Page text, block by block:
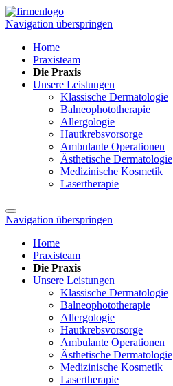
Navigation überspringen
Home
Praxisteam
Die Praxis
Unsere Leistungen
Klassische Dermatologie
Balneophototherapie
Allergologie
Hautkrebsvorsorge
Ambulante Operationen
Ästhetische Dermatologie
Medizinische Kosmetik
Lasertherapie
Navigation überspringen
Home
Praxisteam
Die Praxis
Unsere Leistungen
Klassische Dermatologie
Balneophototherapie
Allergologie
Hautkrebsvorsorge
Ambulante Operationen
Ästhetische Dermatologie
Medizinische Kosmetik
Lasertherapie